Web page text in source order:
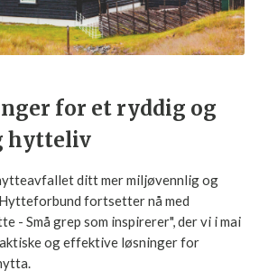
for et ryddig og
hytteliv
fortsetter nå med
- Små grep som inspirerer", der vi i
praktiske og effektive løsninger for
persondata ihht.
Meld deg på